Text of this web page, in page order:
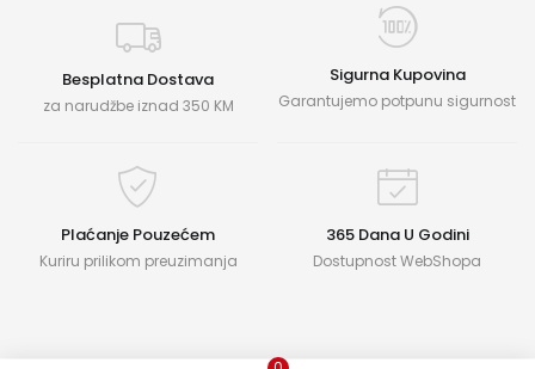
Besplatna Dostava
za narudžbe iznad 350 KM
Sigurna Kupovina
Garantujemo potpunu sigurnost
Plaćanje Pouzećem
Kuriru prilikom preuzimanja
365 Dana U Godini
Dostupnost WebShopa